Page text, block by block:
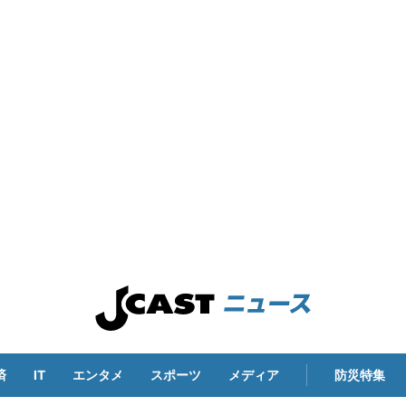
IT エンタメ スポーツ メディア 防災特集